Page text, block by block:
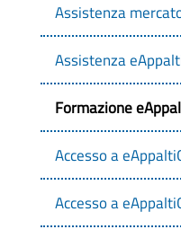
Assistenza
Assistenza
Formazione
Accesso a
Accesso a